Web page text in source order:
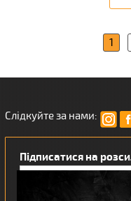
1
Слідкуйте за нами:
Підписатися на